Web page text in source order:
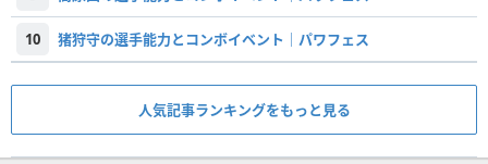
10 猪狩守の選手能力とコンボイベント｜パワフェス
人気記事ランキングをもっと見る